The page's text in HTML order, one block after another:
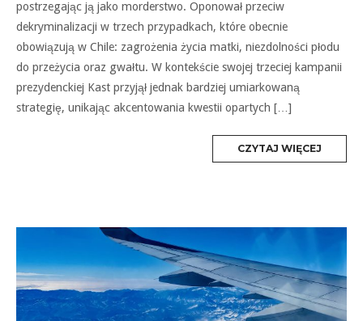
postrzegając ją jako morderstwo. Oponował przeciw
dekryminalizacji w trzech przypadkach, które obecnie
obowiązują w Chile: zagrożenia życia matki, niezdolności płodu
do przeżycia oraz gwałtu. W kontekście swojej trzeciej kampanii
prezydenckiej Kast przyjął jednak bardziej umiarkowaną
strategię, unikając akcentowania kwestii opartych […]
CZYTAJ WIĘCEJ